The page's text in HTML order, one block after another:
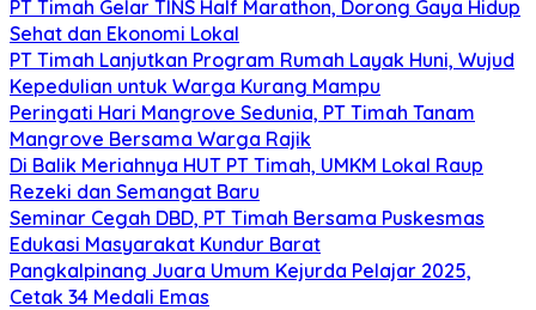
PT Timah Gelar TINS Half Marathon, Dorong Gaya Hidup
Sehat dan Ekonomi Lokal
PT Timah Lanjutkan Program Rumah Layak Huni, Wujud
Kepedulian untuk Warga Kurang Mampu
Peringati Hari Mangrove Sedunia, PT Timah Tanam
Mangrove Bersama Warga Rajik
Di Balik Meriahnya HUT PT Timah, UMKM Lokal Raup
Rezeki dan Semangat Baru
Seminar Cegah DBD, PT Timah Bersama Puskesmas
Edukasi Masyarakat Kundur Barat
Pangkalpinang Juara Umum Kejurda Pelajar 2025,
Cetak 34 Medali Emas